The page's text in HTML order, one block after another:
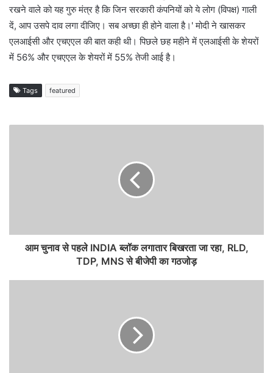
रखने वाले को यह गुरु मंत्र है कि जिन सरकारी कंपनियों को ये लोग (विपक्ष) गाली
दें, आप उसपे दाव लगा दीजिए। सब अच्छा ही होने वाला है।' मोदी ने खासकर
एलआईसी और एचएएल की बात कही थी। पिछले छह महीने में एलआईसी के शेयरों
में 56% और एचएएल के शेयरों में 55% तेजी आई है।
Tags featured
आम चुनाव से पहले INDIA ब्लॉक लगातार बिखरता जा रहा, RLD,
TDP, MNS से बीजेपी का गठजोड़